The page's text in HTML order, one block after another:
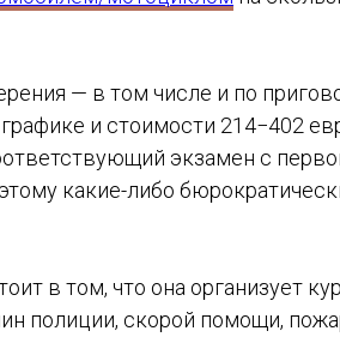
— в том числе и по
и стоимости 214−402
экзамен с
какие-либо
в том, что она организует
полиции, скорой помощи,